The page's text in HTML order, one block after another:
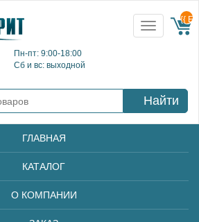
Пн-пт: 9:00-18:00
Сб и вс: выходной
Toggle
navigation
{{
Найти
ГЛАВНАЯ
КАТАЛОГ
О КОМПАНИИ